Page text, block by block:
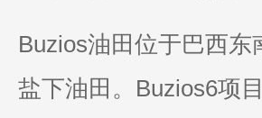
Buzios油田位于巴西
盐下油田。Buzios6项